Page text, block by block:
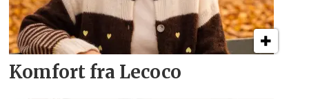
Komfort fra Lecoco